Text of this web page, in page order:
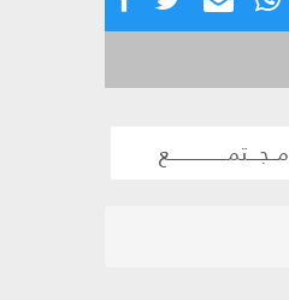
مــجـــتمــــــــــــــــع